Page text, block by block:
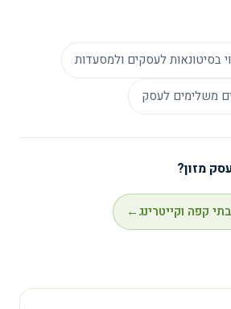
נוטים להיות קשיחים יותר —
מלאה, סכו״ם שלא נשבר, וכוס
בבחירה לעסק כדאי להתחיל מקצב
ורק אז לרדת לדגם.
בסיטונאות לעסקים ולמסעדות
משלימים לעסק
מזון?
קפה וקייטרינג←